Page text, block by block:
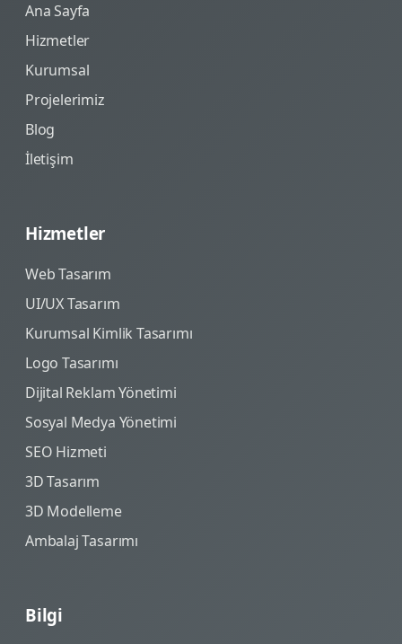
Ana Sayfa
Hizmetler
Kurumsal
Projelerimiz
Blog
İletişim
Hizmetler
Web Tasarım
UI/UX Tasarım
Kurumsal Kimlik Tasarımı
Logo Tasarımı
Dijital Reklam Yönetimi
Sosyal Medya Yönetimi
SEO Hizmeti
3D Tasarım
3D Modelleme
Ambalaj Tasarımı
Bilgi